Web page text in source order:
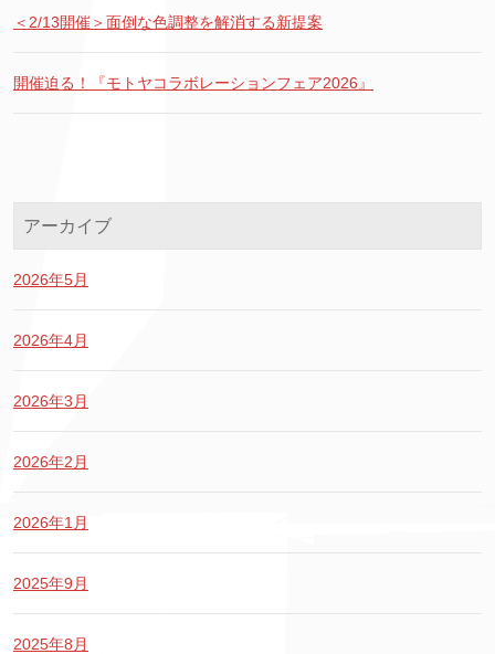
＜2/13開催＞面倒な色調整を解消する新提案
開催迫る！『モトヤコラボレーションフェア2026』
アーカイブ
2026年5月
2026年4月
2026年3月
2026年2月
2026年1月
2025年9月
2025年8月